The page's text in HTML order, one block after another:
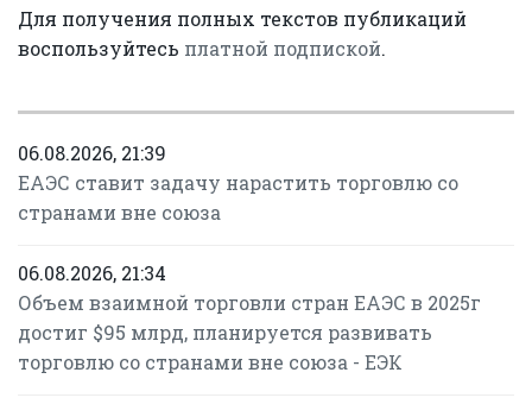
Для получения полных текстов публикаций
воспользуйтесь платной подпиской.
06.08.2026, 21:39
ЕАЭС ставит задачу нарастить торговлю со
странами вне союза
06.08.2026, 21:34
Объем взаимной торговли стран ЕАЭС в 2025г
достиг $95 млрд, планируется развивать
торговлю со странами вне союза - ЕЭК